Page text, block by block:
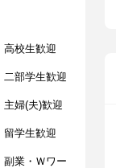
高校生歓迎
二部学生歓迎
主婦(夫)歓迎
留学生歓迎
副業・Ｗワー